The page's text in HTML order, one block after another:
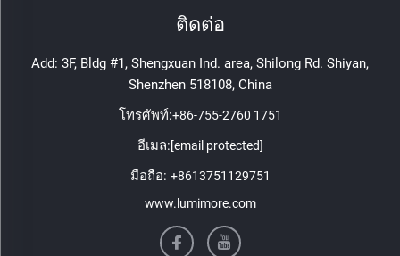
ติดต่อ
Add: 3F, Bldg #1, Shengxuan Ind. area, Shilong Rd. Shiyan,
Shenzhen 518108, China
โทรศัพท์:+86-755-2760 1751
อีเมล:[email protected]
มือถือ: +8613751129751
www.lumimore.com